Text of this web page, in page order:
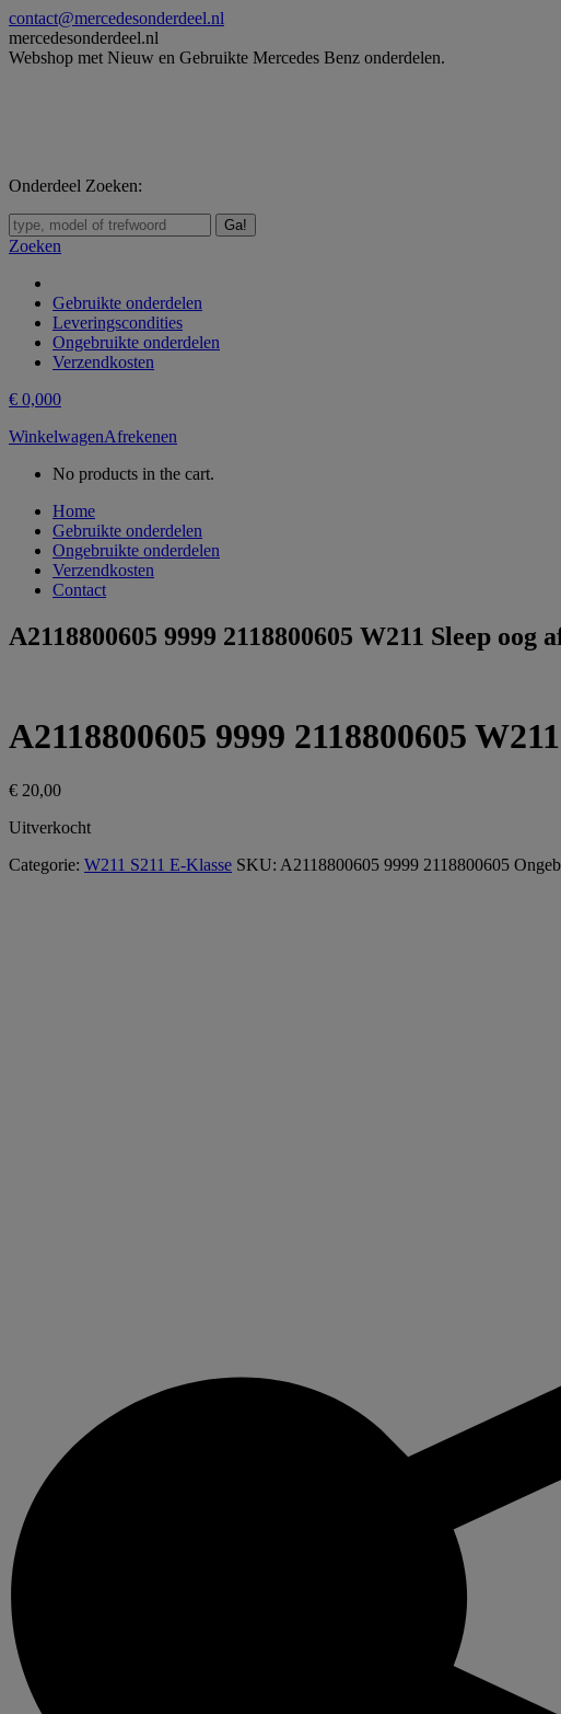
Skip
to
content
contact@mercedesonderdeel.nl
mercedesonderdeel.nl
Webshop met Nieuw en Gebruikte Mercedes Benz onderdelen.
Onderdeel Zoeken:
Zoeken:
Zoeken
Gebruikte onderdelen
Leveringscondities
Ongebruikte onderdelen
Verzendkosten
€ 0,000
WinkelwagenAfrekenen
No products in the cart.
Home
Gebruikte onderdelen
Ongebruikte onderdelen
Verzendkosten
Contact
A2118800605 9999 2118800605 W211 Sleep
A2118800605 9999 2118800605
€ 20,00
Uitverkocht
Categorie: W211 S211 E-Klasse SKU: A2118800605 9999 2118800605